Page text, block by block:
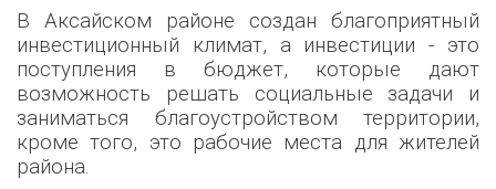
В Аксайском районе создан благоприятный
инвестиционный климат, а инвестиции - это
поступления в бюджет, которые дают
возможность решать социальные задачи и
заниматься благоустройством территории,
кроме того, это рабочие места для жителей
района.